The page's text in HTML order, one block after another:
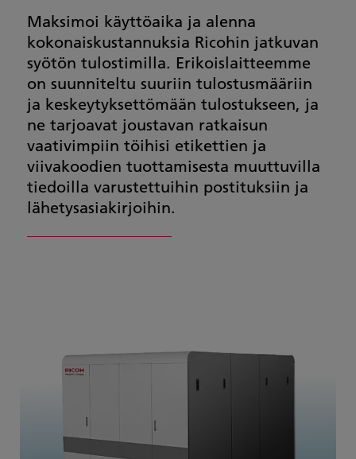
Maksimoi käyttöaika ja alenna
kokonaiskustannuksia Ricohin jatkuvan
syötön tulostimilla. Erikoislaitteemme
on suunniteltu suuriin tulostusmääriin
ja keskeytyksettömään tulostukseen, ja
ne tarjoavat joustavan ratkaisun
vaativimpiin töihisi etikettien ja
viivakoodien tuottamisesta muuttuvilla
tiedoilla varustettuihin postituksiin ja
lähetysasiakirjoihin.